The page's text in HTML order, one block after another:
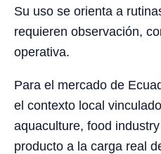
Su uso se orienta a
requieren observación,
operativa.
Para el mercado de
el contexto local
aquaculture, food
producto a la carga real